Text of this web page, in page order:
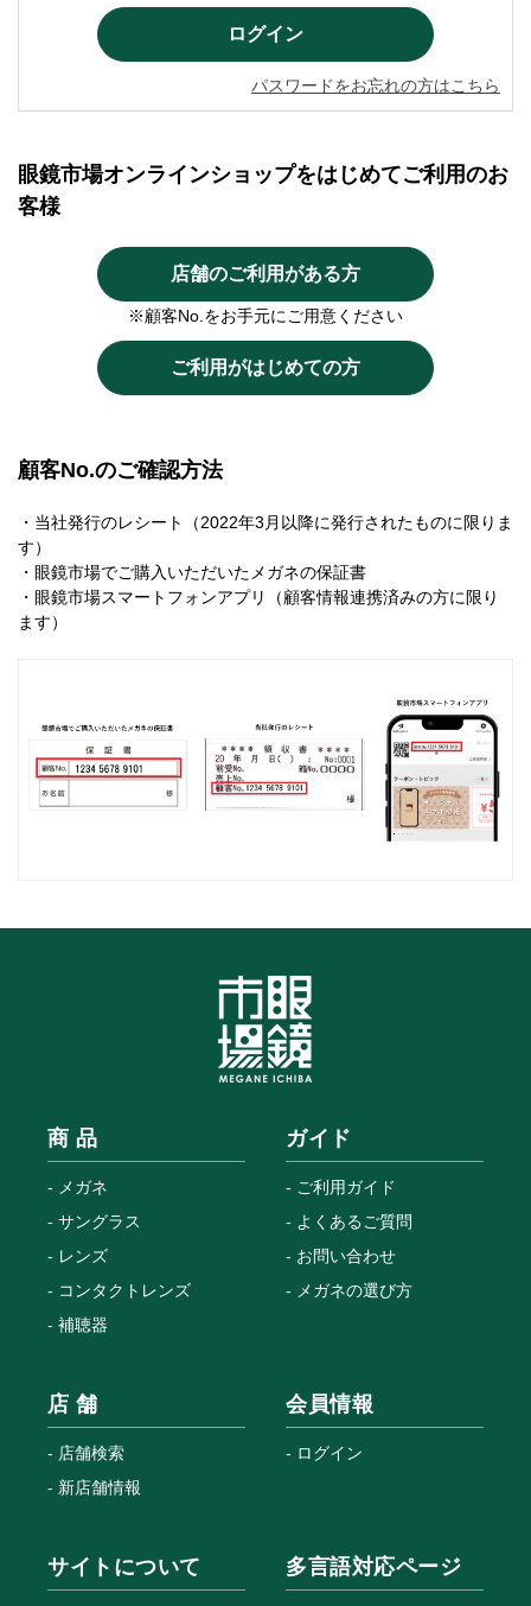
パスワードをお忘れの方はこちら
眼鏡市場オンラインショップをはじめてご利用のお
客様
店舗のご利用がある方
※顧客No.をお手元にご用意ください
ご利用がはじめての方
顧客No.のご確認方法
・当社発行のレシート（2022年3月以降に発行されたものに限りま
す）
・眼鏡市場でご購入いただいたメガネの保証書
・眼鏡市場スマートフォンアプリ（顧客情報連携済みの方に限り
ます）
商 品
メガネ
サングラス
レンズ
コンタクトレンズ
補聴器
ガイド
ご利用ガイド
よくあるご質問
お問い合わせ
メガネの選び方
店 舗
店舗検索
新店舗情報
会員情報
ログイン
サイトについて 多言語対応ページ